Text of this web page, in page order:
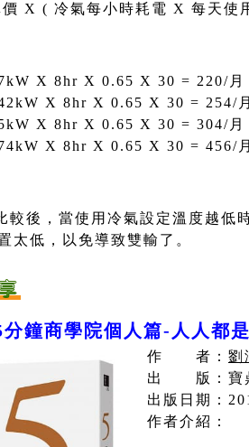
X ( 冷氣每小時耗電 X 每天使
X 8hr X 0.65 X 30 = 220/月
X 8hr X 0.65 X 30 = 254/月
X 8hr X 0.65 X 30 = 304/月
X 8hr X 0.65 X 30 = 456/月
較後，當使用冷氣設定溫度越低
太低，以免導致雙輸了。
鐘商學院個人篇-人人都
作 者： 劉
出 版：寶
出版日期：
作者介紹：